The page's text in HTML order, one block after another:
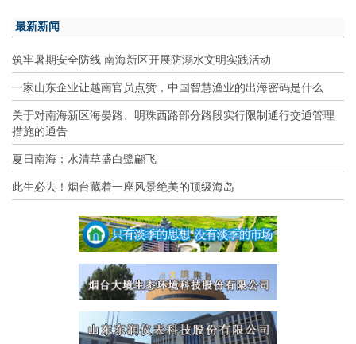
最新新闻
筑牢暑期安全防线 南海新区开展防溺水文明实践活动
一家山东企业让越南官员点赞，中国智慧渔业的出海密码是什么
关于对南海新区海晏路、明珠西路部分路段实行限制通行交通管理
措施的通告
夏日南海：水清草盛白鹭翩飞
此生必去！烟台藏着一座风景绝美的顶级海岛